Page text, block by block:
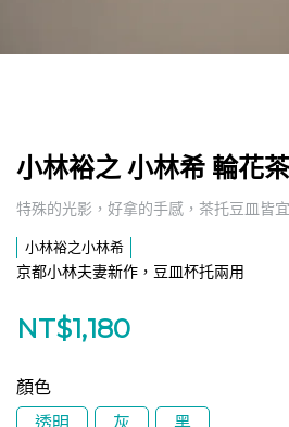
小林裕之 小林希 輪花
特殊的光影，好拿的手感，茶托豆皿皆宜
小林裕之小林希
京都小林夫妻新作，豆皿杯托兩用
NT$1,180
顏色